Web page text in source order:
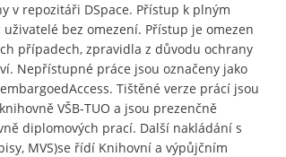
v repozitáři DSpace. Přístup k plným
bez omezení. Přístup je omezen
případech, zpravidla z důvodu ochrany
Nepřístupné práce jsou označeny jako
Tištěné verze prácí jsou
VŠB-TUO a jsou prezenčně
diplomových prací. Další nakládání s
MVS)se řídí Knihovní a výpůjčním